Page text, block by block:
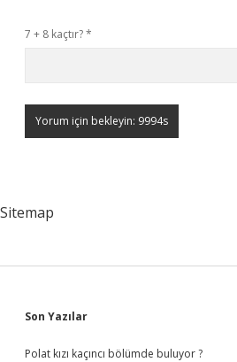
7 + 8 kaçtır?*
Sitemap
Sidebar
Son Yazılar
Polat kızı kaçıncı bölümde buluyor ?